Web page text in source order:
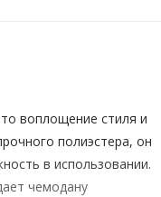
воплощение стиля и
полиэстера, он
в использовании.
чемодану